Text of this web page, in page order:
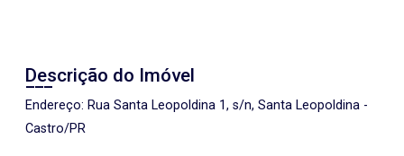
Descrição do Imóvel
Endereço: Rua Santa Leopoldina 1, s/n, Santa Leopoldina -
Castro/PR